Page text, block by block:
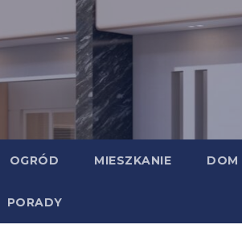
OGRÓD MIESZKANIE DOM
PORADY